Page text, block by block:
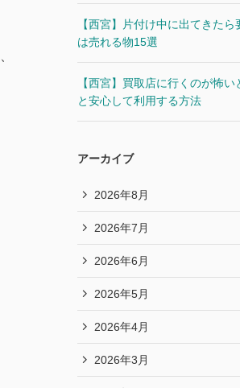
【西宮】片付け中に出てきた
は売れる物15選
【西宮】買取店に行くのが怖
と安心して利用する方法
アーカイブ
2026年8月
2026年7月
2026年6月
2026年5月
2026年4月
2026年3月